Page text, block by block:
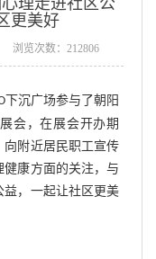
理走进社区公
更美好
浏览次数：212806
下沉广场参与了朝阳
会，在展会开办期
向附近居民职工宣传
健康方面的关注，与
益，一起让社区更美